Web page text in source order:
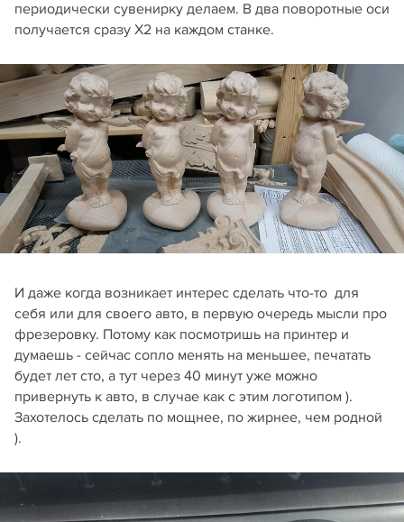
периодически сувенирку делаем. В два поворотные оси
получается сразу Х2 на каждом станке.
И даже когда возникает интерес сделать что-то для
себя или для своего авто, в первую очередь мысли про
фрезеровку. Потому как посмотришь на принтер и
думаешь - сейчас сопло менять на меньшее, печатать
будет лет сто, а тут через 40 минут уже можно
привернуть к авто, в случае как с этим логотипом ).
Захотелось сделать по мощнее, по жирнее, чем родной
).